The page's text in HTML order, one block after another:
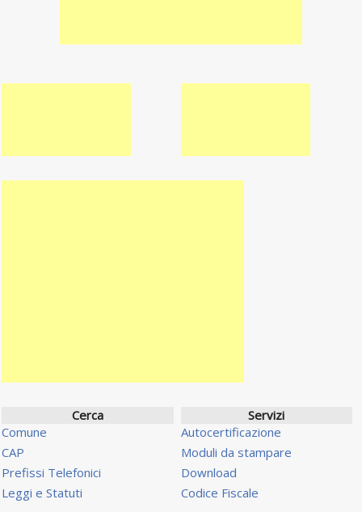
Cerca
Comune
CAP
Prefissi Telefonici
Leggi e Statuti
Servizi
Autocertificazione
Moduli da stampare
Download
Codice Fiscale